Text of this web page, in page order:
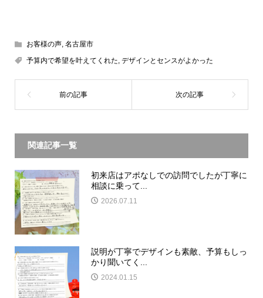
お客様の声, 名古屋市
予算内で希望を叶えてくれた, デザインとセンスがよかった
関連記事一覧
初来店はアポなしでの訪問でしたが丁寧に
相談に乗って...
2026.07.11
説明が丁寧でデザインも素敵、予算もしっ
かり聞いてく...
2024.01.15